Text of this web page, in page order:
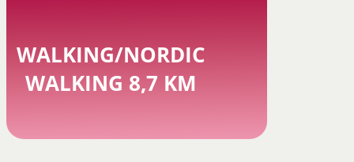
WALKING/NORDIC
WALKING 8,7 KM